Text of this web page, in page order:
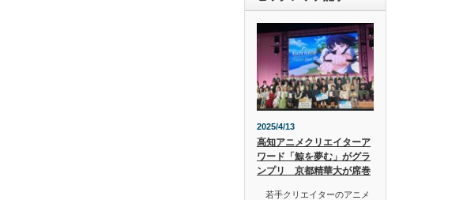
2025/4/13
高知アニメクリエイターア
ワード「鯨を夢む」がグラ
ンプリ 京都精華大が席巻
若手クリエイターのアニメ